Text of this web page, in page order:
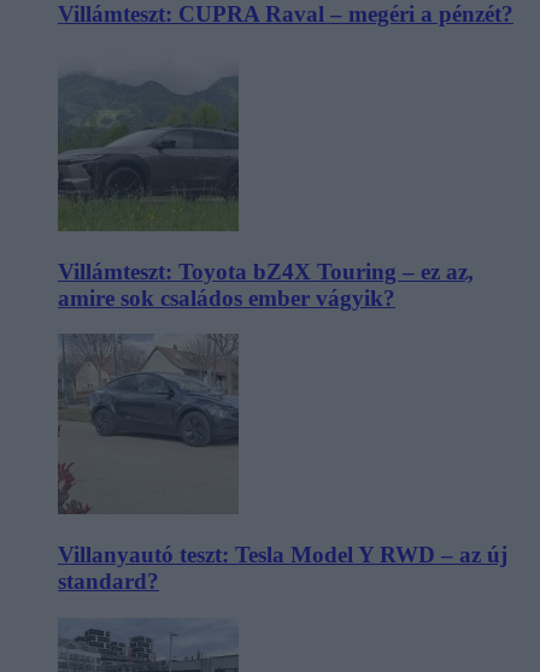
Villámteszt: CUPRA Raval – megéri a pénzét?
Villámteszt: Toyota bZ4X Touring – ez az,
amire sok családos ember vágyik?
Villanyautó teszt: Tesla Model Y RWD – az új
standard?